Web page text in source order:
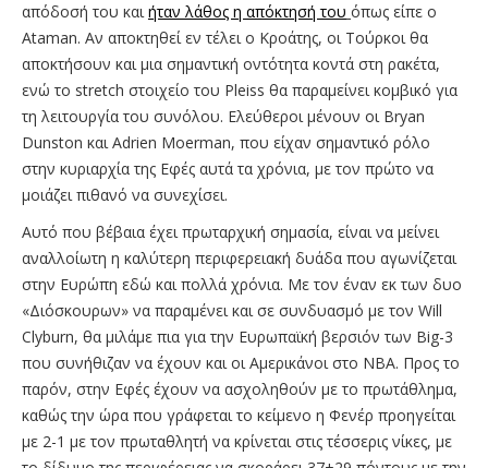
απόδοσή του καιήταν λάθος η απόκτησή του όπως είπε ο
Αtaman. Αν αποκτηθεί εν τέλει ο Κροάτης, οι Τούρκοι θα
αποκτήσουν και μια σημαντική οντότητα κοντά στη ρακέτα,
ενώ το stretch στοιχείο του Pleiss θα παραμείνει κομβικό για
τη λειτουργία του συνόλου. Ελεύθεροι μένουν οι Βryan
Dunston και Adrien Moerman, που είχαν σημαντικό ρόλο
στην κυριαρχία της Εφές αυτά τα χρόνια, με τον πρώτο να
μοιάζει πιθανό να συνεχίσει.
Αυτό που βέβαια έχει πρωταρχική σημασία, είναι να μείνει
αναλλοίωτη η καλύτερη περιφερειακή δυάδα που αγωνίζεται
στην Ευρώπη εδώ και πολλά χρόνια. Με τον έναν εκ των δυο
«Διόσκουρων» να παραμένει και σε συνδυασμό με τον Will
Clyburn, θα μιλάμε πια για την Ευρωπαϊκή βερσιόν των Big-3
που συνήθιζαν να έχουν και οι Αμερικάνοι στο ΝΒΑ. Προς το
παρόν, στην Εφές έχουν να ασχοληθούν με το πρωτάθλημα,
καθώς την ώρα που γράφεται το κείμενο η Φενέρ προηγείται
με 2-1 με τον πρωταθλητή να κρίνεται στις τέσσερις νίκες, με